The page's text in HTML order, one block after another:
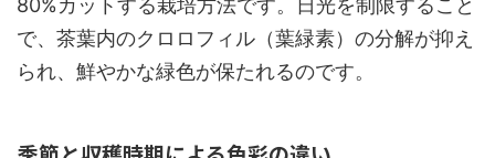
80%カットする栽培方法です。日光を制限すること
で、茶葉内のクロロフィル（葉緑素）の分解が抑え
られ、鮮やかな緑色が保たれるのです。